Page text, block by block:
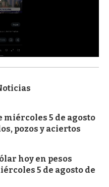
miércoles 5 de agosto
pozos y aciertos
hoy en pesos
5 de agosto de